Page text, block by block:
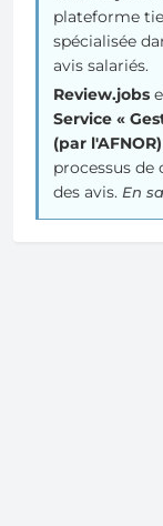
plateforme
spécialisée
avis salariés.
Review.jobs
Service «
(par l'AFNOR)
processus
des avis. En